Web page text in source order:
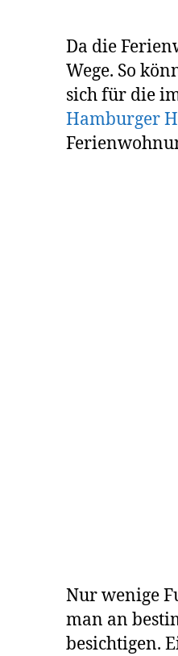
Da die
Wege. So
sich für die
Hamburger
Nur wenige
man an
besichtigen.